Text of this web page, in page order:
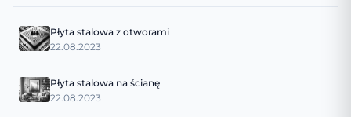
Płyta stalowa z otworami
22.08.2023
Płyta stalowa na ścianę
22.08.2023